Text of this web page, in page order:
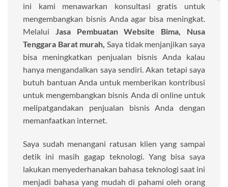
ini kami menawarkan konsultasi gratis untuk
mengembangkan bisnis Anda agar bisa meningkat.
Melalui
Jasa Pembuatan Website Bima, Nusa
Tenggara Barat murah, Saya tidak menjanjikan saya
bisa meningkatkan penjualan bisnis Anda kalau
hanya mengandalkan saya sendiri. Akan tetapi saya
butuh bantuan Anda untuk memberikan kontribusi
untuk mengembangkan bisnis Anda di online untuk
melipatgandakan penjualan bisnis Anda dengan
memanfaatkan internet.
Saya sudah menangani ratusan klien yang sampai
detik ini masih gagap teknologi. Yang bisa saya
lakukan menyederhanakan bahasa teknologi saat ini
menjadi bahasa yang mudah di pahami oleh orang